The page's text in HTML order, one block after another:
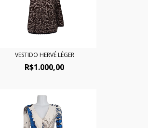
VESTIDO HERVÉ LÉGER
R$1.000,00